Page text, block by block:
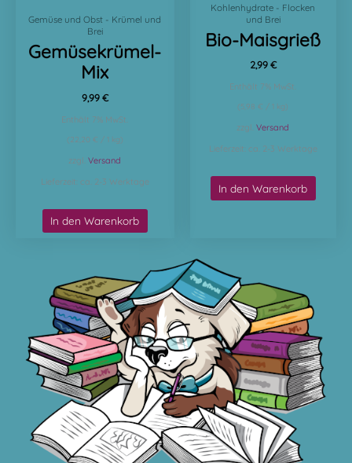
Gemüse und Obst - Krümel und
Brei
Gemüsekrümel-
Mix
9,99 €
Enthält 7% MwSt.
(22,20 € / 1 kg)
zzgl.Versand
Lieferzeit: ca. 2-3 Werktage
In den Warenkorb
Kohlenhydrate - Flocken
und Brei
Bio-Maisgrieß
2,99 €
Enthält 7% MwSt.
(5,98 € / 1 kg)
zzgl.Versand
Lieferzeit: ca. 2-3 Werktage
In den Warenkorb